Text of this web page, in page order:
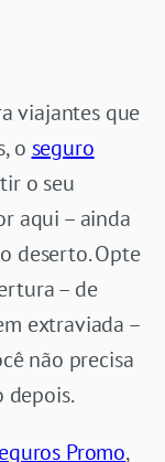
viajantes que
o seguro
o seu
aqui – ainda
deserto. Opte
– de
extraviada –
não precisa
depois.
Promo,